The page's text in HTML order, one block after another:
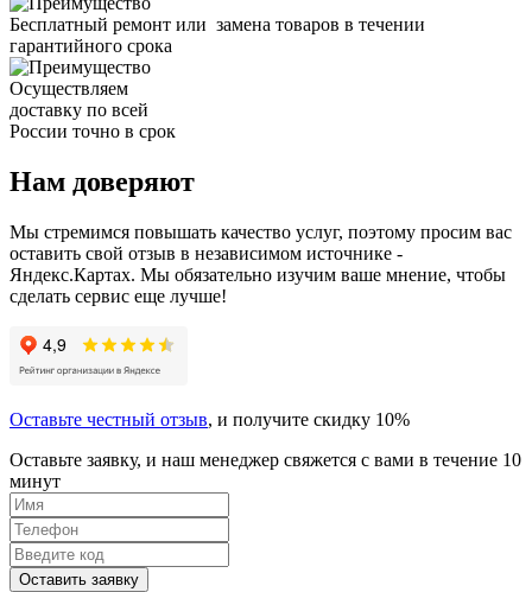
Бесплатный ремонт или замена товаров в течении
гарантийного срока
Осуществляем
доставку по всей
России точно в срок
Нам доверяют
Мы стремимся повышать качество услуг, поэтому просим вас
оставить свой отзыв в независимом источнике -
Яндекс.Картах. Мы обязательно изучим ваше мнение, чтобы
сделать сервис еще лучше!
Оставьте честный отзыв, и получите скидку 10%
Оставьте заявку, и наш менеджер свяжется с вами в течение 10
минут
Оставить заявку